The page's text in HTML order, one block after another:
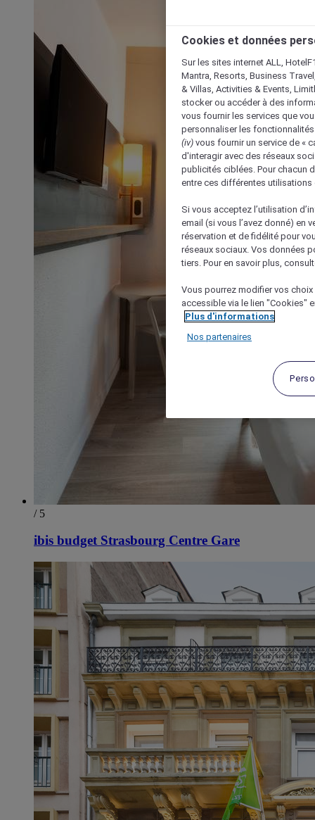
/ 5
ibis budget Strasbourg Centre Gare
Cookies et données
Sur les sites internet ALL,
Mantra, Resorts, Business
& Villas, Activities & Events,
stocker ou accéder à des
vous fournir les services que
personnaliser les
(iv) vous fournir un service de «
d'interagir avec des réseaux
publicités ciblées. Pour chacun
entre ces différentes utilisations
Si vous acceptez l’utilisation
email (si vous l’avez donné) en
réservation et de fidélité pour
réseaux sociaux. Vos données
tiers. Pour en savoir plus,
Vous pourrez modifier vos
accessible via le lien "Cookies"
Plus d'informations
Nos partenaires